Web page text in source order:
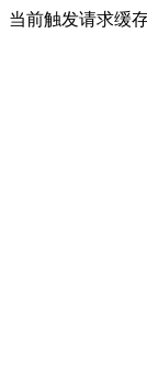
当前触发请求缓